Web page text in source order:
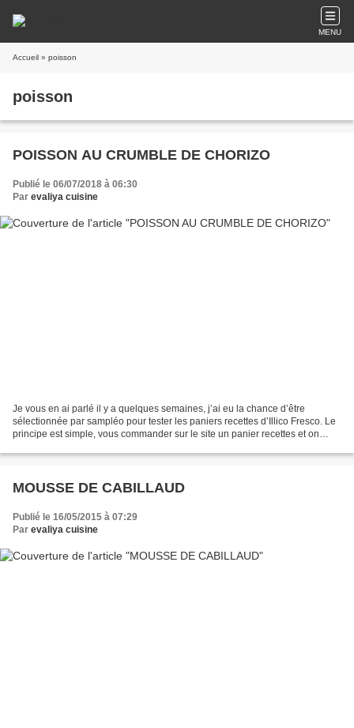
MENU
Accueil » poisson
poisson
POISSON AU CRUMBLE DE CHORIZO
Publié le 06/07/2018 à 06:30
Par evaliya cuisine
Je vous en ai parlé il y a quelques semaines, j’ai eu la chance d’être
sélectionnée par sampléo pour tester les paniers recettes d’Illico Fresco. Le
principe est simple, vous commander sur le site un panier recettes et on
MOUSSE DE CABILLAUD
Publié le 16/05/2015 à 07:29
Par evaliya cuisine